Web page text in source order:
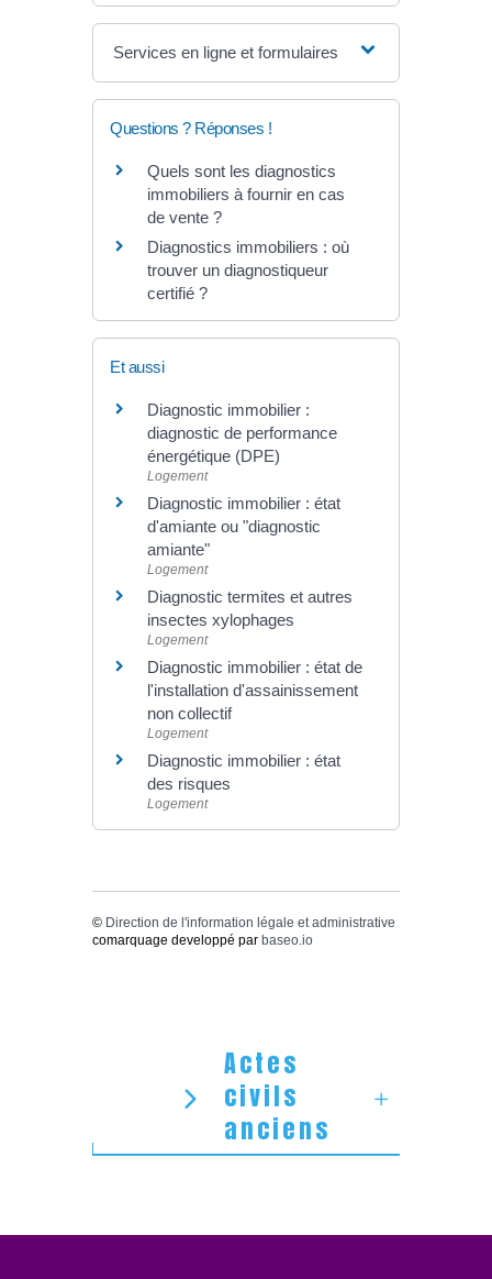
Services en ligne et formulaires
Questions ? Réponses !
Quels sont les diagnostics
immobiliers à fournir en cas
de vente ?
Diagnostics immobiliers : où
trouver un diagnostiqueur
certifié ?
Et aussi
Diagnostic immobilier :
diagnostic de performance
énergétique (DPE)
Logement
Diagnostic immobilier : état
d'amiante ou "diagnostic
amiante"
Logement
Diagnostic termites et autres
insectes xylophages
Logement
Diagnostic immobilier : état de
l'installation d'assainissement
non collectif
Logement
Diagnostic immobilier : état
des risques
Logement
© Direction de l'information légale et administrative
comarquage developpé par baseo.io
Actes
civils
anciens